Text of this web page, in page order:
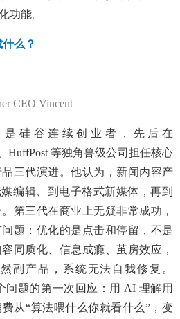
功能。
么？
CEO Vincent
是硅谷连续创业者，先后在
HuffPost 等独角兽级公司担任核心
三代演进。他认为，新闻内容产
编辑、到电子格式新媒体，再到
第三代在商业上无疑非常成功，
题：优化的是点击和停留，不是
同质化、信息成瘾、茧房效应，
副产品，系统无法自我修复。
问题的第一次回应：用 AI 理解用
从“算法喂什么你就看什么”，变